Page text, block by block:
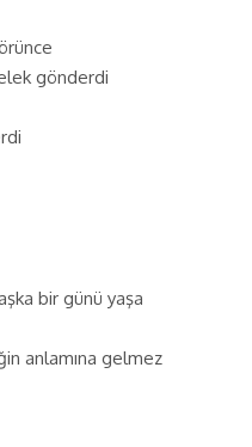
gönderdi
bir günü yaşa
anlamına gelmez